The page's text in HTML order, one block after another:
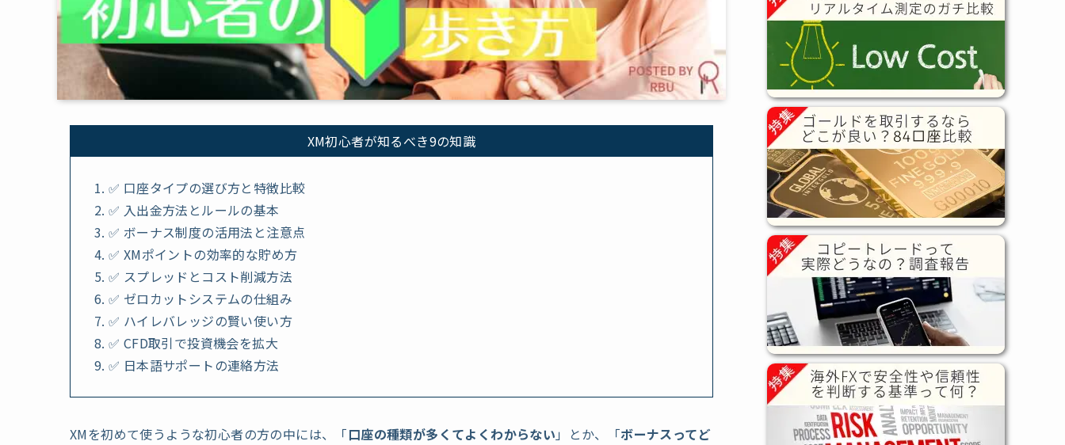
XM初心者が知るべき9の知識
✅ 口座タイプの選び方と特徴比較
✅ 入出金方法とルールの基本
✅ ボーナス制度の活用法と注意点
✅ XMポイントの効率的な貯め方
✅ スプレッドとコスト削減方法
✅ ゼロカットシステムの仕組み
✅ ハイレバレッジの賢い使い方
✅ CFD取引で投資機会を拡大
✅ 日本語サポートの連絡方法
XMを初めて使うような初心者の方の中には、「口座の種類が多くてよくわからない 」とか、「ボーナスってど